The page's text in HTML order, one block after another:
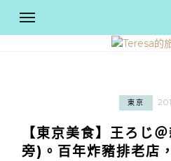
東京
【東京美食】王ろじ
旁)。百年炸豬排老店